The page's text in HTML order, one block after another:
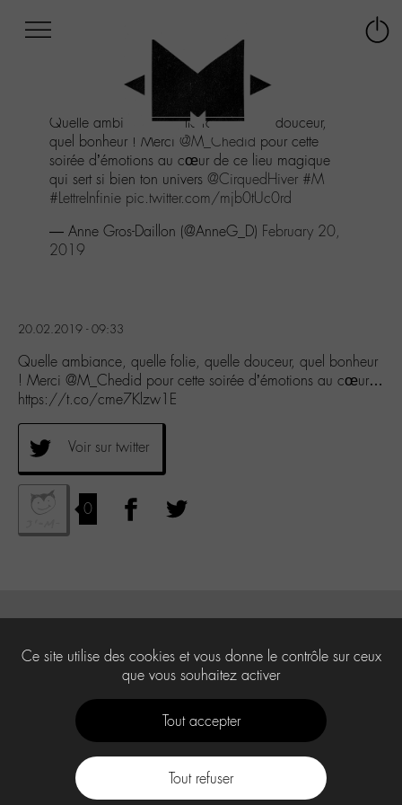
au
menu
Aller
au
contenu
Quelle ambiance, quelle folie, quelle douceur,
quel bonheur ! Merci @M_Chedid pour cette
soirée d’émotions au cœur de ce lieu magique
qui sert si bien ton univers @CirquedHiver #M
#LettreInfinie pic.twitter.com/mjb0tUc0rd
— Anne Gros-Daillon (@AnneG_D) February 20,
2019
20.02.2019 - 09:33
Quelle ambiance, quelle folie, quelle douceur, quel bonheur
! Merci @M_Chedid pour cette soirée d’émotions au cœur…
https://t.co/cme7Klzw1E
Voir sur twitter
0
Ce site utilise des cookies et vous donne le contrôle sur ceux
que vous souhaitez activer
Tout accepter
Tout refuser